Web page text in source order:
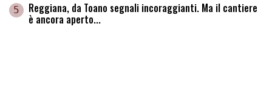
5 Reggiana, da Toano segnali incoraggianti. Ma il cantiere
è ancora aperto...